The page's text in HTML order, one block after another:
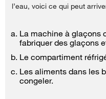
l’eau, voici ce qui peut
La machine à glaçons
fabriquer des glaçons
Le compartiment
Les aliments dans les
congeler.